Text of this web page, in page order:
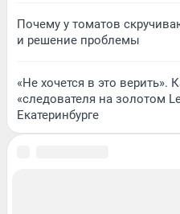
Почему у томатов
и решение проблемы
«Не хочется в это верить».
«следователя на золотом
Екатеринбурге